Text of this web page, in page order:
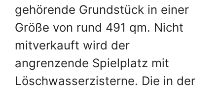
gehörende Grundstück in einer
Größe von rund 491 qm. Nicht
mitverkauft wird der
angrenzende Spielplatz mit
Löschwasserzisterne. Die in der